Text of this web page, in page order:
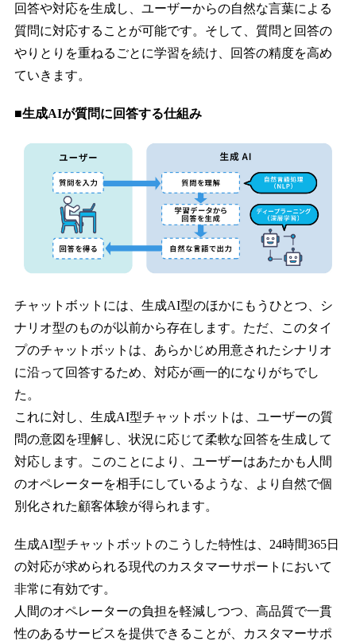
回答や対応を生成し、ユーザーからの自然な言葉による
質問に対応することが可能です。そして、質問と回答の
やりとりを重ねるごとに学習を続け、回答の精度を高め
ていきます。
■生成AIが質問に回答する仕組み
チャットボットには、生成AI型のほかにもうひとつ、シ
ナリオ型のものが以前から存在します。ただ、このタイ
プのチャットボットは、あらかじめ用意されたシナリオ
に沿って回答するため、対応が画一的になりがちでし
た。
これに対し、生成AI型チャットボットは、ユーザーの質
問の意図を理解し、状況に応じて柔軟な回答を生成して
対応します。このことにより、ユーザーはあたかも人間
のオペレーターを相手にしているような、より自然で個
別化された顧客体験が得られます。
生成AI型チャットボットのこうした特性は、24時間365日
の対応が求められる現代のカスタマーサポートにおいて
非常に有効です。
人間のオペレーターの負担を軽減しつつ、高品質で一貫
性のあるサービスを提供できることが、カスタマーサポ